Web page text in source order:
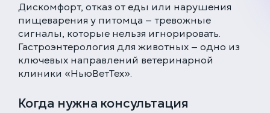
Дискомфорт, отказ от еды или нарушения
пищеварения у питомца — тревожные
сигналы, которые нельзя игнорировать.
Гастроэнтерология для животных — одно из
ключевых направлений ветеринарной
клиники «НьюВетТех».
Когда нужна консультация